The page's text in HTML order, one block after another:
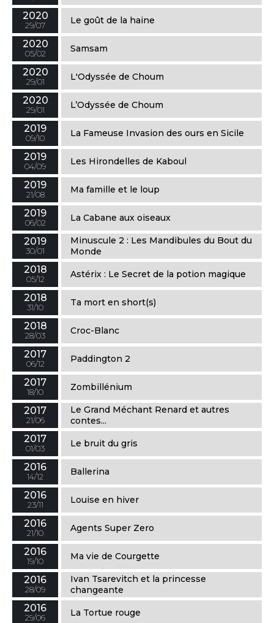
2020
29/07 Le goût de la haine
2020
05/02 Samsam
2020
29/01 L'Odyssée de Choum
2020
29/01 L’Odyssée de Choum
2019
09/10 La Fameuse Invasion des ours en Sicile
2019
04/09 Les Hirondelles de Kaboul
2019
21/08 Ma famille et le loup
2019
06/02 La Cabane aux oiseaux
2019
30/01
Minuscule 2 : Les Mandibules du Bout du
Monde
2018
05/12 Astérix : Le Secret de la potion magique
2018
31/10 Ta mort en short(s)
2018
28/03 Croc-Blanc
2017
06/12 Paddington 2
2017
18/10 Zombillénium
2017
21/06
Le Grand Méchant Renard et autres
contes...
2017
01/03 Le bruit du gris
2016
14/12 Ballerina
2016
23/11 Louise en hiver
2016
21/10 Agents Super Zero
2016
19/10 Ma vie de Courgette
2016
28/09
Ivan Tsarevitch et la princesse
changeante
2016
29/06 La Tortue rouge